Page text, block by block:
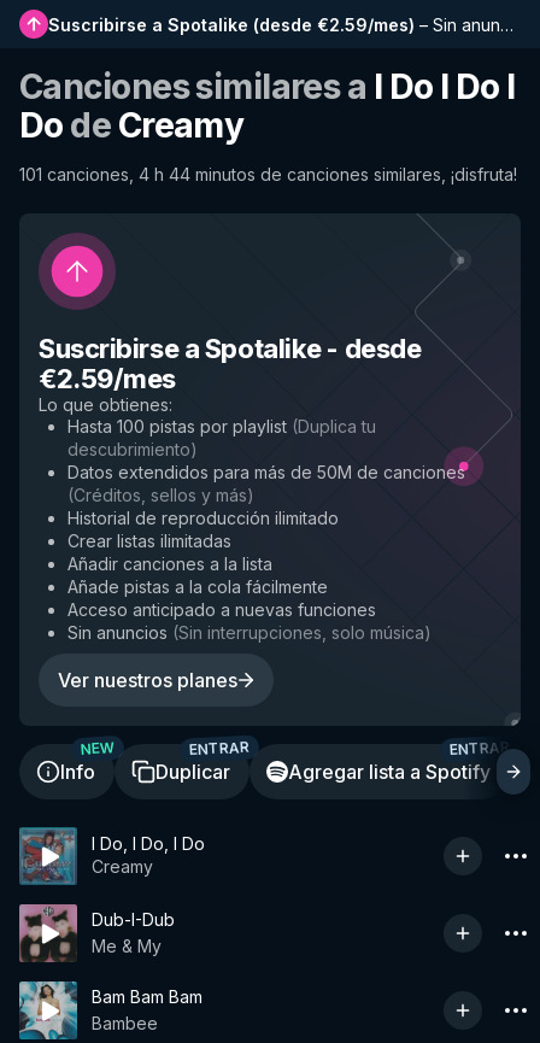
Suscribirse a Spotalike (desde €2.59/mes) – Sin anuncios, listas más largas, historial completo y acceso anticipado a nuevas funciones
Canciones similares a I Do I Do I
Do de Creamy
101 canciones, 4 h 44 minutos de canciones similares, ¡disfruta!
Suscribirse a Spotalike- desde
€2.59/mes
Lo que obtienes:
Hasta 100 pistas por playlist (Duplica tu
descubrimiento)
Datos extendidos para más de 50M de canciones
(Créditos, sellos y más)
Historial de reproducción ilimitado
Crear listas ilimitadas
Añadir canciones a la lista
Añade pistas a la cola fácilmente
Acceso anticipado a nuevas funciones
Sin anuncios (Sin interrupciones, solo música)
Ver nuestros planes
Info
NEW
Duplicar
ENTRAR
Agregar lista a Spotify
ENTRAR
I Do, I Do, I Do
Creamy
Dub-I-Dub
Me & My
Bam Bam Bam
Bambee